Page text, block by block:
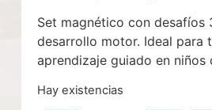
Set magnético con desafíos
desarrollo motor. Ideal para
aprendizaje guiado en niños
Hay existencias